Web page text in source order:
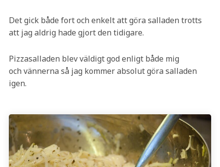
Det gick både fort och enkelt att göra salladen trotts
att jag aldrig hade gjort den tidigare.
Pizzasalladen blev väldigt god enligt både mig
och vännerna så jag kommer absolut göra salladen
igen.